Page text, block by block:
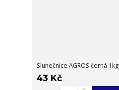
Slunečnice AGROS černá 1kg
43 Kč